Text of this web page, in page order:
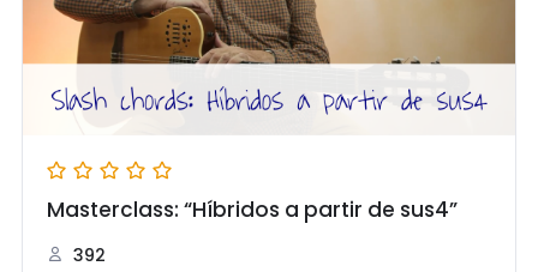
Masterclass: “Híbridos a partir de sus4”
392